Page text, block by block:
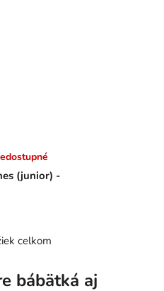
(junior) -
O
l
celkom
bábätká aj